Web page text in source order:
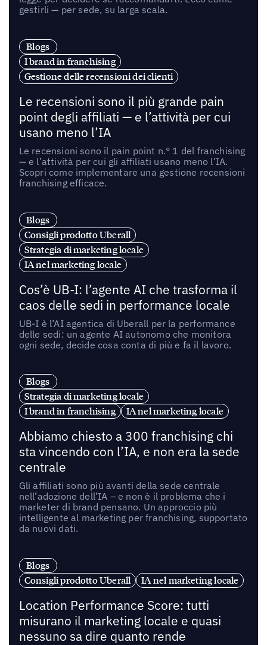
gestirli — per sede, su larga scala.
Blogs
I brand in franchising
Gestione delle recensioni dei clienti
Le recensioni sono il più grande pain
point degli affiliati — e l’attività per cui
usano meno l’IA
Le recensioni sono il pain point n.° 1 del franchising
— e l’attività per cui gli affiliati usano meno l’IA.
Scopri come implementare una gestione recensioni
franchising efficace.
Blogs
Consigli prodotto Uberall
Strategia di marketing locale
IA nel marketing locale
Cos’è UB-I: l’agente AI che trasforma il
caos delle sedi in performance locale
UB-I è l’AI agentica di Uberall per la performance
delle sedi: un agente AI autonomo che monitora
ogni sede, decide cosa conta di più e fa il lavoro.
Blogs
Strategia di marketing locale
I brand in franchising
IA nel marketing locale
Abbiamo chiesto a 300 franchising chi
sta vincendo con l’IA, e non era la sede
centrale
Gli affiliati sono più avanti della sede centrale
nell’adozione dell’IA – e non è il problema che i
marketer di brand pensano. Un approccio più
intelligente al marketing per franchising, supportato
da nuovi dati.
Blogs
Consigli prodotto Uberall
IA nel marketing locale
Location Performance Score: tutti
misurano il marketing locale e quasi
nessuno sa dire quanto rende